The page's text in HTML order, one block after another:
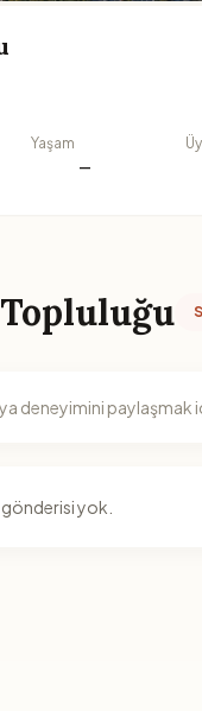
Yaşam
—
deneyimini paylaşmak
yok.